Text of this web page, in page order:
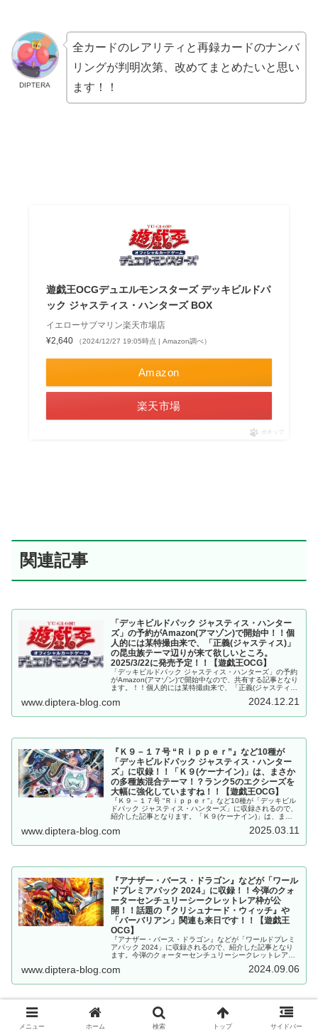
DIPTERA
全カードのレアリティと再録カードのナンバ
リングが判明次第、改めてまとめたいと思い
ます！！
遊戯王OCGデュエルモンスターズ デッキビルドパ
ック ジャスティス・ハンターズ BOX
イエローサブマリン楽天市場店
¥2,640
（2024/12/27 19:05時点 | Amazon調べ）
Amazon
楽天市場
ポチップ
関連記事
「デッキビルドパック ジャスティス・ハンター
ズ」の予約がAmazon(アマゾン)で開始中！！個
人的には某特撮由来で、「正義(ジャスティス)」
の昆虫族テーマ辺りが来て欲しいところ。
2025/3/22に発売予定！！【遊戯王OCG】
「デッキビルドパック ジャスティス・ハンターズ」の予約
がAmazon(アマゾン)で開始中なので、共有する記事となり
ます。！！個人的には某特撮由来で、「正義(ジャスティ
に発売予定！！【遊戯王OCG】
www.diptera-blog.com 2024.12.21
『Ｋ９－１７号 “Ｒｉｐｐｅｒ”』など10種が
「デッキビルドパック ジャスティス・ハンター
ズ」に収録！！「Ｋ９(ケーナイン)」は、まさか
の多種族混合テーマ！？ランク5のエクシーズを
大幅に強化していますね！！【遊戯王OCG】
『Ｋ９－１７号 “Ｒｉｐｐｅｒ”』など10種が「デッキビル
ドパック ジャスティス・ハンターズ」に収録されるので、
紹介した記事となります。「Ｋ９(ケーナイン)」は、まさ
強化していますね！！【遊戯王OCG】
www.diptera-blog.com 2025.03.11
『アナザー・バース・ドラゴン』などが「ワール
ドプレミアパック 2024」に収録！！今弾のクォ
ーターセンチュリーシークレットレア枠が公
開！！話題の『クリシュナード・ウィッチ』や
「バーバリアン」関連も来日です！！【遊戯王
OCG】
『アナザー・バース・ドラゴン』などが「ワールドプレミ
アパック 2024」に収録されるので、紹介した記事となり
ます。今弾のクォーターセンチュリーシークレットレア枠
バリアン」関連も来日です！！【遊戯王OCG】
www.diptera-blog.com 2024.09.06
『カオティック・エレメンツ』が「アライアン
ス・インサイト」に収録！！炎族と水族のサー
メニュー ホーム 検索 トップ サイドバー